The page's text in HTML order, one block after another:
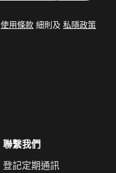
使用條款 細則及 私隱政策
聯繫我們
登記定期通訊